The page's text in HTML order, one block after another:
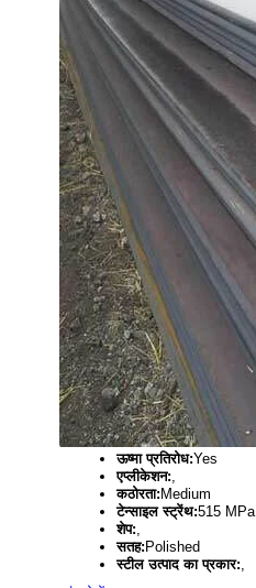
ऊष्मा प्रतिरोध:Yes
एप्लीकेशन:,
कठोरता: Medium
टेन्साइल स्ट्रेंथ:515 MPa
शेप:,
सतह: Polished
स्टील उत्पाद का प्रकार:,